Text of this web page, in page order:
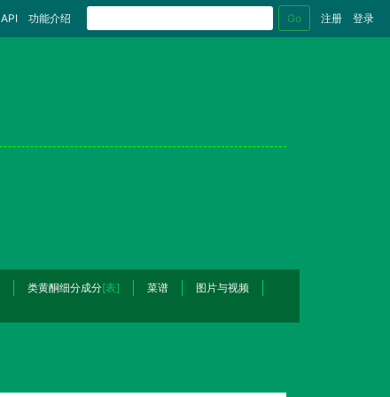
API 功能介绍 Go 注册 登录
类黄酮细分成分[表] 菜谱
图片与视频